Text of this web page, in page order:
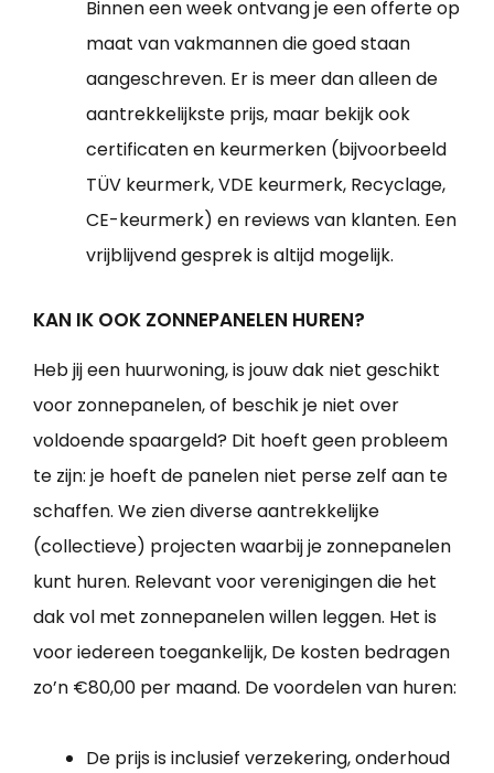
Binnen een week ontvang je een offerte op
maat van vakmannen die goed staan
aangeschreven. Er is meer dan alleen de
aantrekkelijkste prijs, maar bekijk ook
certificaten en keurmerken (bijvoorbeeld
TÜV keurmerk, VDE keurmerk, Recyclage,
CE-keurmerk) en reviews van klanten. Een
vrijblijvend gesprek is altijd mogelijk.
KAN IK OOK ZONNEPANELEN HUREN?
Heb jij een huurwoning, is jouw dak niet geschikt
voor zonnepanelen, of beschik je niet over
voldoende spaargeld? Dit hoeft geen probleem
te zijn: je hoeft de panelen niet perse zelf aan te
schaffen. We zien diverse aantrekkelijke
(collectieve) projecten waarbij je zonnepanelen
kunt huren. Relevant voor verenigingen die het
dak vol met zonnepanelen willen leggen. Het is
voor iedereen toegankelijk, De kosten bedragen
zo’n €80,00 per maand. De voordelen van huren:
De prijs is inclusief verzekering, onderhoud